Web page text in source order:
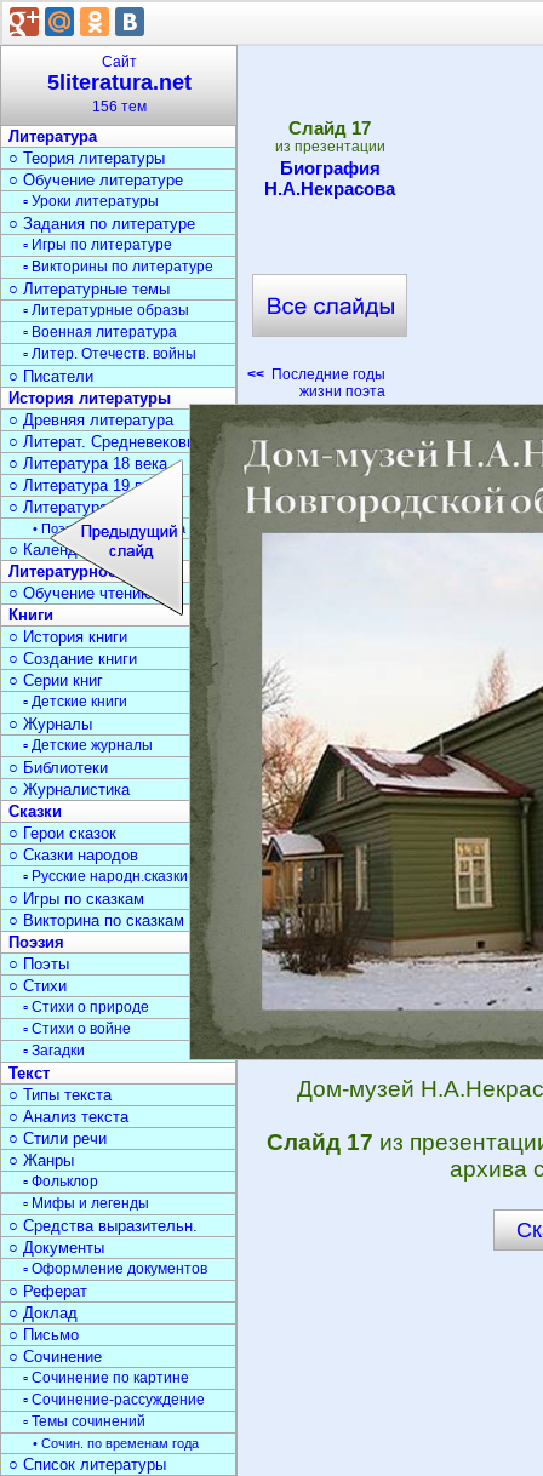
Cлайд 17
из презентации
Биография
Н.А.Некрасова
<< Последние годы
жизни поэта
Дом-музей
Слайд 17 из
архива
Сайт
5literatura.net
156 тем
Литература
○ Теория литературы
○ Обучение литературе
▫ Уроки литературы
○ Задания по литературе
▫ Игры по литературе
▫ Викторины по литературе
○ Литературные темы
▫ Литературные образы
▫ Военная литература
▫ Литер. Отечеств. войны
○ Писатели
История литературы
○ Древняя литература
○ Литерат. Средневековья
○ Литература 18 века
○ Литература 19 века
○ Литература 20 века
• Поэзия Серебрян. века
○ Календарь дат
Литературное чтение
○ Обучение чтению
Книги
○ История книги
○ Создание книги
○ Серии книг
▫ Детские книги
○ Журналы
▫ Детские журналы
○ Библиотеки
○ Журналистика
Сказки
○ Герои сказок
○ Сказки народов
▫ Русские народн.сказки
○ Игры по сказкам
○ Викторина по сказкам
Поэзия
○ Поэты
○ Стихи
▫ Стихи о природе
▫ Стихи о войне
▫ Загадки
Текст
○ Типы текста
○ Анализ текста
○ Стили речи
○ Жанры
▫ Фольклор
▫ Мифы и легенды
○ Средства выразительн.
○ Документы
▫ Оформление документов
○ Реферат
○ Доклад
○ Письмо
○ Сочинение
▫ Сочинение по картине
▫ Сочинение-рассуждение
▫ Темы сочинений
• Сочин. по временам года
○ Список литературы